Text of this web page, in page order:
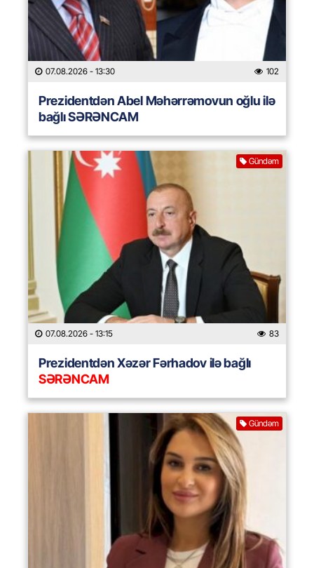
07.08.2026 - 13:30 102
Prezidentdən Abel Məhərrəmovun oğlu ilə
bağlı SƏRƏNCAM
Gündəm
07.08.2026 - 13:15 83
Prezidentdən Xəzər Fərhadov ilə bağlı
SƏRƏNCAM
Gündəm